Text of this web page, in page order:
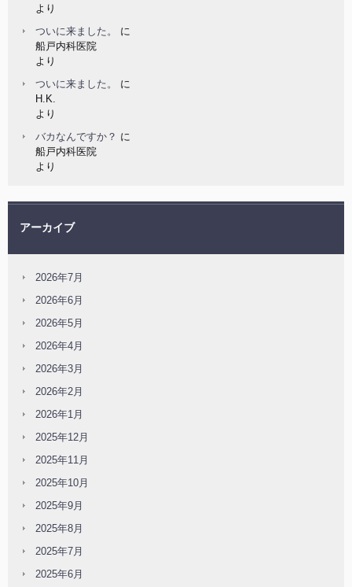
より
ついに来ました。
に
船戸内科医院
より
ついに来ました。
に
H.K.
より
バカなんですか？ に
船戸内科医院
より
アーカイブ
2026年7月
2026年6月
2026年5月
2026年4月
2026年3月
2026年2月
2026年1月
2025年12月
2025年11月
2025年10月
2025年9月
2025年8月
2025年7月
2025年6月